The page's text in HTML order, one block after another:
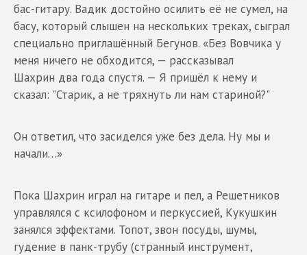
бас-гитару. Вадик достойно осилить её не сумел, на
басу, который слышен на нескольких треках, сыграл
специально приглашённый Бегунов. «Без Вовчика у
меня ничего не обходится, — рассказывал
Шахрин два года спустя. — Я пришёл к нему и
сказал: "Старик, а не тряхнуть ли нам стариной?"
Он ответил, что засиделся уже без дела. Ну мы и
начали…»
Пока Шахрин играл на гитаре и пел, а Решетников
управлялся с ксилофоном и перкуссией, Кукушкин
занялся эффектами. Топот, звон посуды, шумы,
гудение в панк-трубу (странный инструмент,